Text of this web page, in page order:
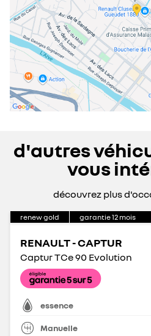
d'autres
vous
découvrez plus
renew gold garantie12 mois
RENAULT - CAPTUR
Captur TCe 90 Evolution
essence
Manuelle